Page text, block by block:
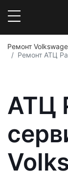
Ремонт
Ремонт АТЦ
АТЦ